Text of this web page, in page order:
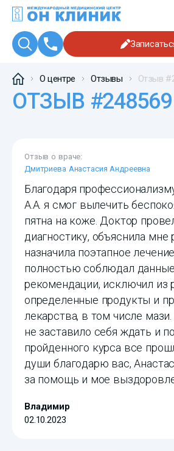
О центре Отзывы Отзыв
ОТЗЫВ #248569
Отзыв о враче:
Дмитриева Анастасия Андреевна
Благодаря
А.А. я смог вылечить
пятна на коже. Доктор
диагностику, объяснила мне
назначила поэтапное
полностью соблюдал
рекомендации, исключил из
определенные продукты и
лекарства, в том числе
не заставило себя ждать и
пройденного курса все
души благодарю вас,
за помощь и мое
Владимир
02.10.2023